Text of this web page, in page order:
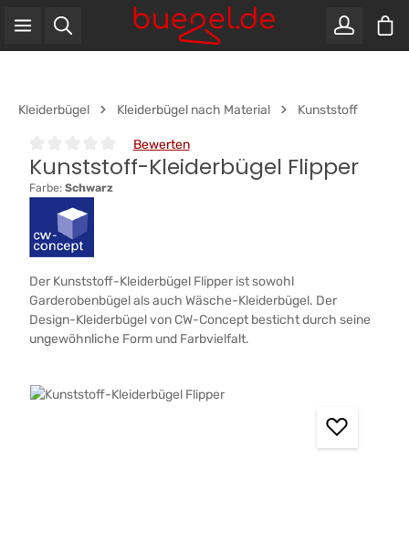
Zum Hauptinhalt springen
Kleiderbügel Kleiderbügel nach Material Kunststoff
Durchschnittliche Bewertung von 0 von 5 Sternen
Bewerten
Kunststoff-Kleiderbügel Flipper
Farbe: Schwarz
Der Kunststoff-Kleiderbügel Flipper ist sowohl
Garderobenbügel als auch Wäsche-Kleiderbügel. Der
Design-Kleiderbügel von CW-Concept besticht durch seine
ungewöhnliche Form und Farbvielfalt.
Bildergalerie überspringen